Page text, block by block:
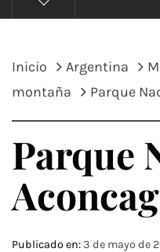
Inicio Argentina
montaña
Parque
Parque
Publicado en:3 de mayo de